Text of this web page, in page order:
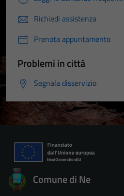
Richiedi assistenza
Prenota appuntamento
Problemi in città
Segnala disservizio
Comune di Ne